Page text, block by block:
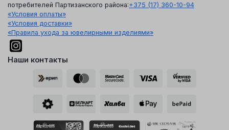
потребителей Партизанского района:+375 (17) 360-10-94
«Условия оплаты»
«Условия доставки»
«Правила ухода за ювелирными изделиями»
Наши контакты